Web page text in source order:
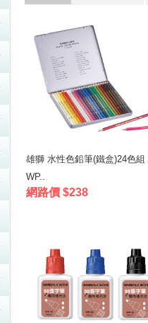
雄獅 水性色鉛筆(鐵盒)24色組
WP..
網路價 $238